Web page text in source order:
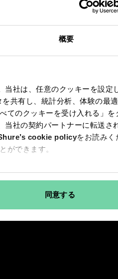
概要
社は、任意のクッキーを設定し
共有し、統計分析、体験の最適
てのクッキーを受け入れる」を
当社の契約パートナーに転送さ
cookie policyをお読みく
ができます。
同意する
インサイトとイベント
インサイト
ニュース
イベント
ライブストリーミング
Spectrum